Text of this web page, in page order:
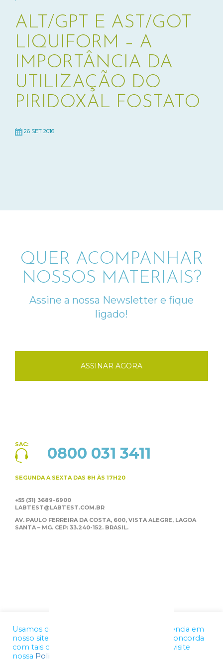
ALT/GPT E AST/GOT
LIQUIFORM – A
IMPORTÂNCIA DA
UTILIZAÇÃO DO
PIRIDOXAL FOSTATO
26 SET 2016
QUER ACOMPANHAR
NOSSOS MATERIAIS?
Assine a nossa Newsletter e fique
ligado!
ASSINAR AGORA
SAC: 0800 031 3411
SEGUNDA A SEXTA DAS 8H ÀS 17H20
+55 (31) 3689-6900
LABTEST@LABTEST.COM.BR
AV. PAULO FERREIRA DA COSTA, 600, VISTA ALEGRE, LAGOA
SANTA – MG. CEP: 33.240-152. BRASIL.
Usamos cookies para melhorar a sua experiência em
nosso site. Ao utilizar nossos serviços, você concorda
com tais condições. Para mais informações, visite
nossa Política de Privacidade